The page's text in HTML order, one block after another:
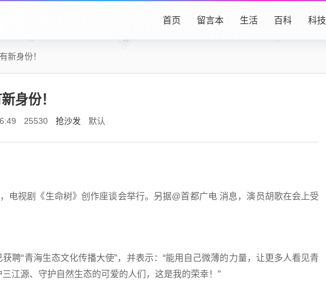
首页 留言本 生活 百科 科技
新身份！
身份！
25530 抢沙发 默认
电视剧《生命树》创作座谈会举行。另据@首都广电 消息，演员胡歌在会上受
聘“青海生态文化传播大使”，并表示：“能用自己微薄的力量，让更多人看见青
江源、守护自然生态的可爱的人们，这是我的荣幸！”